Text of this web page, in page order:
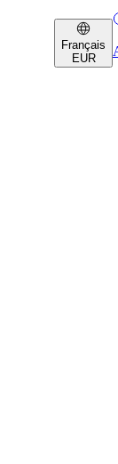
Français
EUR